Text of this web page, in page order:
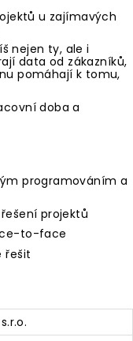
u zajímavých
nejen ty, ale i
data od zákazníků,
pomáhají k tomu,
doba a
programováním a
projektů
to-face
řešit